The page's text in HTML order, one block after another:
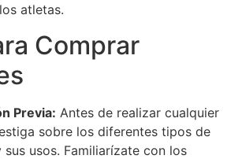
atletas.
Comprar
Previa: Antes de realizar cualquier
sobre los diferentes tipos de
sus usos. Familiarízate con los